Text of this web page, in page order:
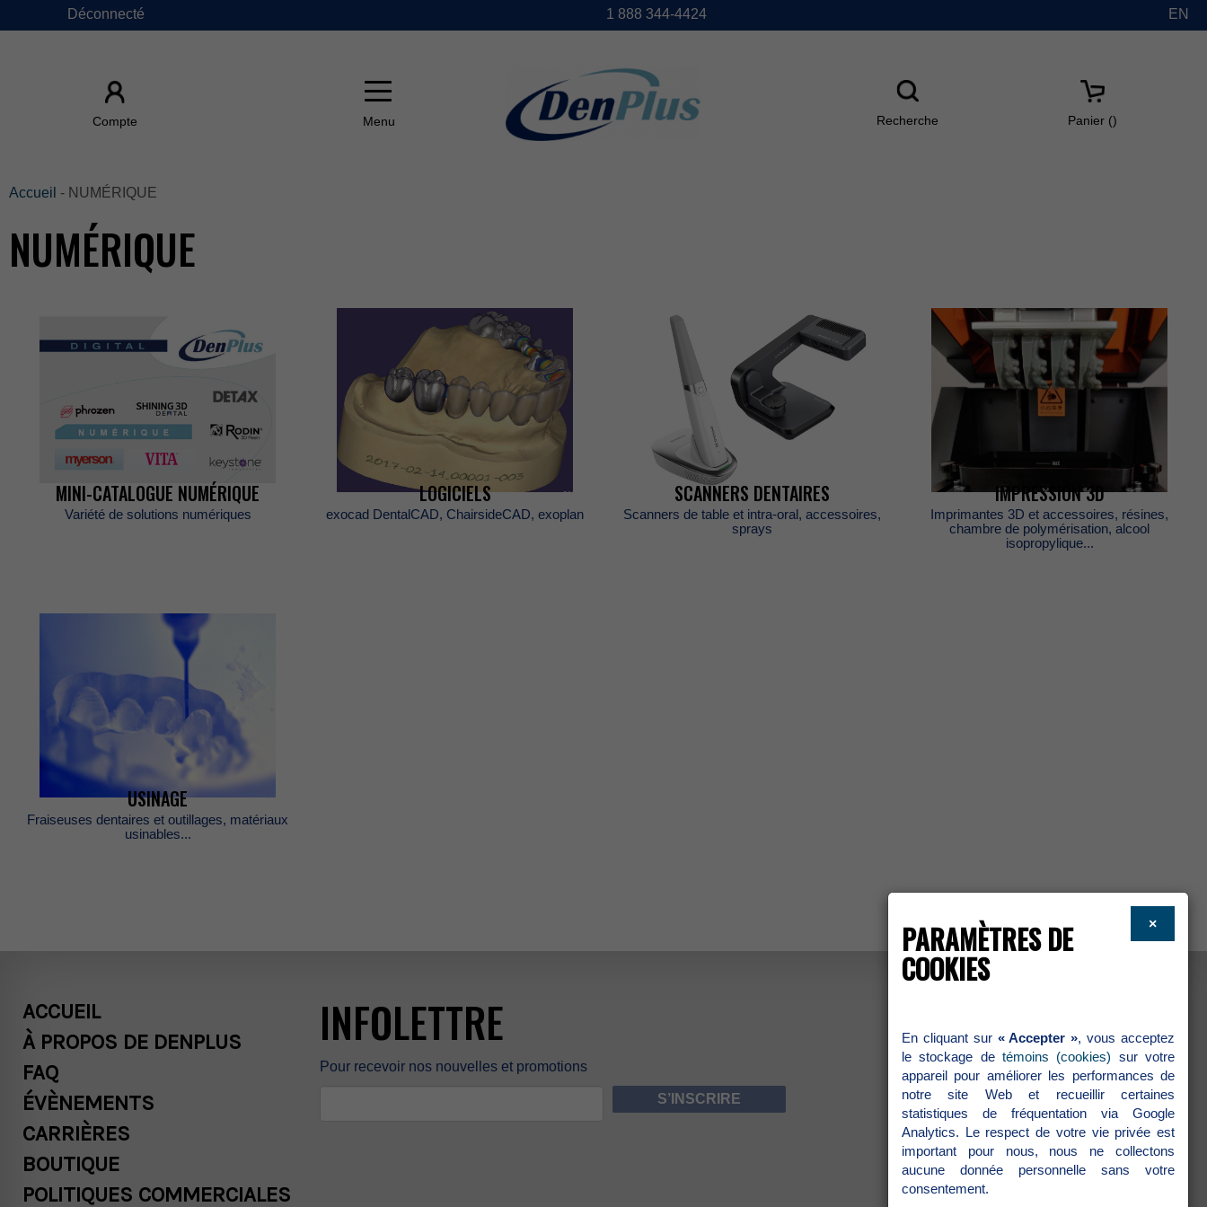
Déconnecté 1888344-4424 EN
ACCUEIL
ÀPROPOSDEDENPLUS
FAQ
ÉVÈNEMENTS
CARRIÈRES
BOUTIQUE
POLITIQUES
COMMERCIALES
NOUSJOINDRE
Compte Recherche Panier()
Accueil -NUMÉRIQUE
NUMÉRIQUE
MINI-CATALOGUENUMÉRIQUE
Variétédesolutionsnumériques
LOGICIELS
exocadDentalCAD,ChairsideCAD,exoplan
SCANNERSDENTAIRES
Scannersdetableetintra-oral,accessoires,
sprays
IMPRESSION3D
Imprimantes3Detaccessoires,résines,
chambredepolymérisation,alcool
isopropylique...
USINAGE
Fraiseusesdentairesetoutillages,matériaux
usinables...
ACCUEIL
ÀPROPOSDEDENPLUS
FAQ
ÉVÈNEMENTS
CARRIÈRES
BOUTIQUE
POLITIQUESCOMMERCIALES
INFOLETTRE
Pourrecevoirnosnouvellesetpromotions
S’INSCRIRE
×
PARAMÈTRESDE
COOKIES
Encliquantsur «Accepter»,vousacceptez
lestockagede témoins(cookies) survotre
appareilpouraméliorerlesperformancesde
notresiteWebetrecueillircertaines
statistiquesdefréquentationviaGoogle
Analytics.Lerespectdevotrevieprivéeest
importantpournous,nousnecollectons
aucunedonnéepersonnellesansvotre
consentement.